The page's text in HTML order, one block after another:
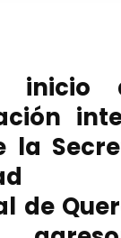
inicio
la
de